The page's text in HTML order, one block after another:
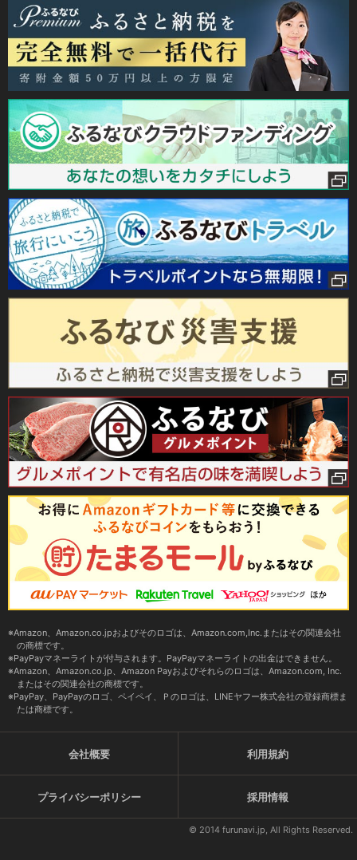
Amazon、Amazon.co.jpおよびそのロゴは、Amazon.com,Inc.またはその関連会社
の商標です。
PayPayマネーライトが付与されます。PayPayマネーライトの出金はできません。
Amazon、Amazon.co.jp、Amazon Payおよびそれらのロゴは、Amazon.com, Inc.
またはその関連会社の商標です。
PayPay、PayPayのロゴ、ペイペイ、Ｐのロゴは、LINEヤフー株式会社の登録商標ま
たは商標です。
会社概要 利用規約
プライバシーポリシー 採用情報
© 2014 furunavi.jp, All Rights Reserved.